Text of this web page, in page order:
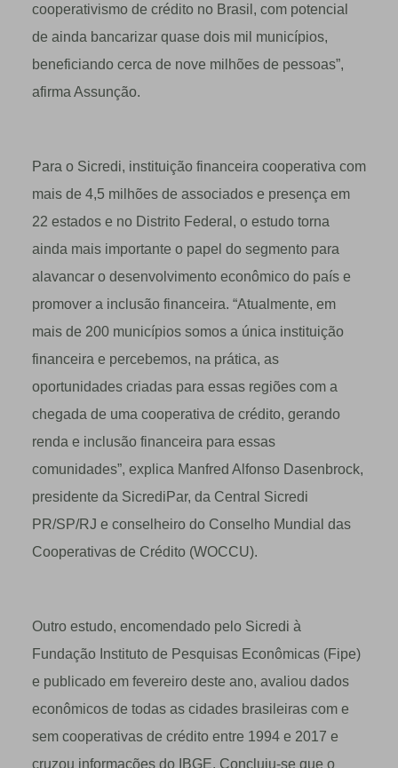
cooperativismo de crédito no Brasil, com potencial
de ainda bancarizar quase dois mil municípios,
beneficiando cerca de nove milhões de pessoas”,
afirma Assunção.
Para o Sicredi, instituição financeira cooperativa com
mais de 4,5 milhões de associados e presença em
22 estados e no Distrito Federal, o estudo torna
ainda mais importante o papel do segmento para
alavancar o desenvolvimento econômico do país e
promover a inclusão financeira. “Atualmente, em
mais de 200 municípios somos a única instituição
financeira e percebemos, na prática, as
oportunidades criadas para essas regiões com a
chegada de uma cooperativa de crédito, gerando
renda e inclusão financeira para essas
comunidades”, explica Manfred Alfonso Dasenbrock,
presidente da SicrediPar, da Central Sicredi
PR/SP/RJ e conselheiro do Conselho Mundial das
Cooperativas de Crédito (WOCCU).
Outro estudo, encomendado pelo Sicredi à
Fundação Instituto de Pesquisas Econômicas (Fipe)
e publicado em fevereiro deste ano, avaliou dados
econômicos de todas as cidades brasileiras com e
sem cooperativas de crédito entre 1994 e 2017 e
cruzou informações do IBGE. Concluiu-se que o